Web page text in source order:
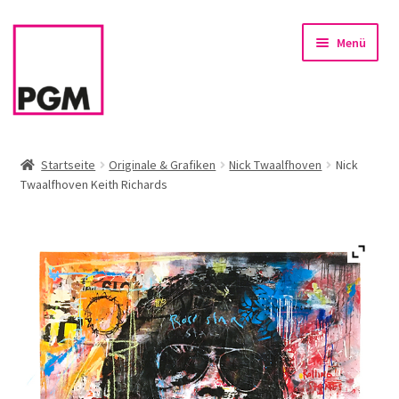
Zur
Zum
Menü
News
öffnen
Rahmen & Einrahmung
Firmenservice – Kunst für Büro, Praxis, Kanzlei
Referenzen
Startseite Originale & Grafiken Nick Twaalfhoven
Nick
Twaalfhoven Keith Richards